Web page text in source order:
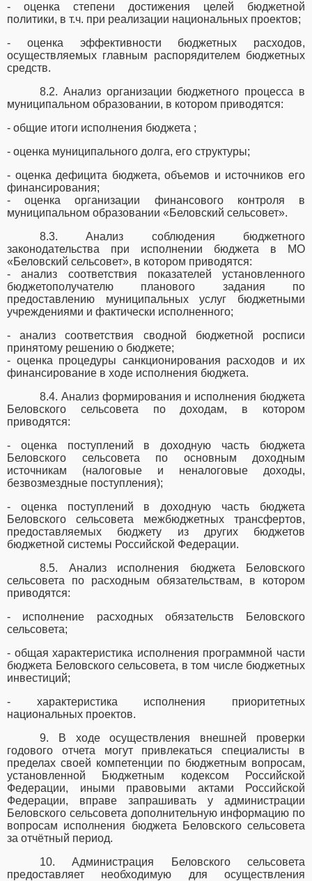
- оценка степени достижения целей бюджетной
политики, в т.ч. при реализации национальных проектов;
- оценка эффективности бюджетных расходов,
осуществляемых главным распорядителем бюджетных
средств.
8.2. Анализ организации бюджетного процесса в
муниципальном образовании, в котором приводятся:
- общие итоги исполнения бюджета ;
- оценка муниципального долга, его структуры;
- оценка дефицита бюджета, объемов и источников его
финансирования;
- оценка организации финансового контроля в
муниципальном образовании «Беловский сельсовет».
8.3. Анализ соблюдения бюджетного
законодательства при исполнении бюджета в МО
«Беловский сельсовет», в котором приводятся:
- анализ соответствия показателей установленного
бюджетополучателю планового задания по
предоставлению муниципальных услуг бюджетными
учреждениями и фактически исполненного;
- анализ соответствия сводной бюджетной росписи
принятому решению о бюджете;
- оценка процедуры санкционирования расходов и их
финансирование в ходе исполнения бюджета.
8.4. Анализ формирования и исполнения бюджета
Беловского сельсовета по доходам, в котором
приводятся:
- оценка поступлений в доходную часть бюджета
Беловского сельсовета по основным доходным
источникам (налоговые и неналоговые доходы,
безвозмездные поступления);
- оценка поступлений в доходную часть бюджета
Беловского сельсовета межбюджетных трансфертов,
предоставляемых бюджету из других бюджетов
бюджетной системы Российской Федерации.
8.5. Анализ исполнения бюджета Беловского
сельсовета по расходным обязательствам, в котором
приводятся:
- исполнение расходных обязательств Беловского
сельсовета;
- общая характеристика исполнения программной части
бюджета Беловского сельсовета, в том числе бюджетных
инвестиций;
- характеристика исполнения приоритетных
национальных проектов.
9. В ходе осуществления внешней проверки
годового отчета могут привлекаться специалисты в
пределах своей компетенции по бюджетным вопросам,
установленной Бюджетным кодексом Российской
Федерации, иными правовыми актами Российской
Федерации, вправе запрашивать у администрации
Беловского сельсовета дополнительную информацию по
вопросам исполнения бюджета Беловского сельсовета
за отчётный период.
10. Администрация Беловского сельсовета
предоставляет необходимую для осуществления